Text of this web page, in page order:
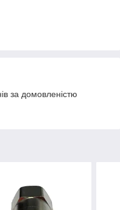
за домовленістю